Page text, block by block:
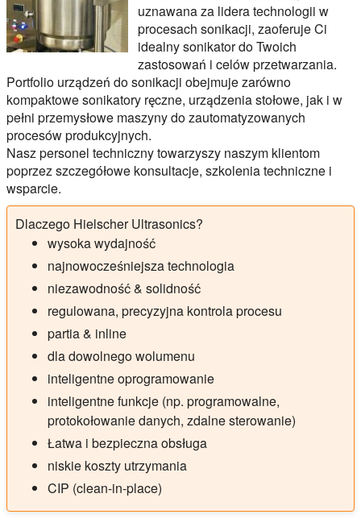
uznawana za lidera technologii w
procesach sonikacji, zaoferuje Ci
idealny sonikator do Twoich
zastosowań i celów przetwarzania.
Portfolio urządzeń do sonikacji obejmuje zarówno
kompaktowe sonikatory ręczne, urządzenia stołowe, jak i w
pełni przemysłowe maszyny do zautomatyzowanych
procesów produkcyjnych.
Nasz personel techniczny towarzyszy naszym klientom
poprzez szczegółowe konsultacje, szkolenia techniczne i
wsparcie.
Dlaczego Hielscher Ultrasonics?
wysoka wydajność
najnowocześniejsza technologia
niezawodność & solidność
regulowana, precyzyjna kontrola procesu
partia & inline
dla dowolnego wolumenu
inteligentne oprogramowanie
inteligentne funkcje (np. programowalne,
protokołowanie danych, zdalne sterowanie)
Łatwa i bezpieczna obsługa
niskie koszty utrzymania
CIP (clean-in-place)